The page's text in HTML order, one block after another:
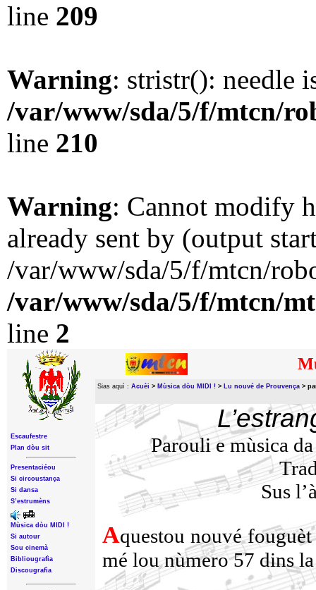
line 209
Warning: stristr(): needle
/var/www/sda/5/f/mtcn/
line 210
Warning: Cannot modify
already sent by (output
/var/www/sda/5/f/mtcn/
/var/www/sda/5/f/mtcn/
line 2
Escaufestre
Plan dòu sit
Presentaciéou
Si circoustança
Si dansa
S’estrumèns
Mùsica dòu MIDI !
Si autour
Sou cinemà
Bibliougrafìa
Discougrafìa
Sias aquì : Acuèi > Mùsica dòu MIDI ! > Lu nouvé de Prouvença >
Parouli e mùsica
Sus
Aquestou nouvé
mé lou nùmero 57 dins